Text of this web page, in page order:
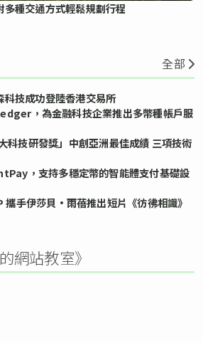
種交通方式輕鬆規劃行程
全部
科技成功登陸香港交易所
，為金融科技企業推出多幣種帳戶服
科技研發獎」中創亞洲最佳成績 三項技術
，支持多穩定幣的智能體支付基礎設
手伊莎貝•雨蓓推出短片《彷彿相識》
網站教室》